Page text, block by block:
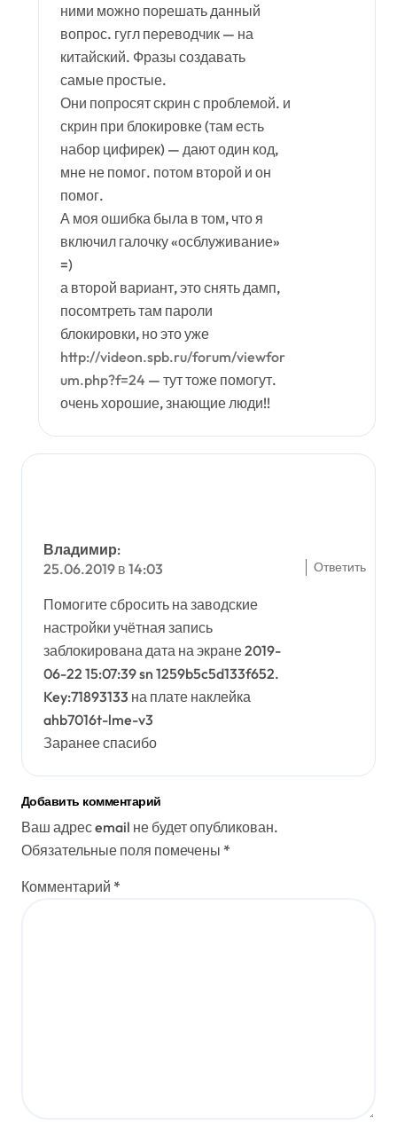
ними можно порешать данный
вопрос. гугл переводчик — на
китайский. Фразы создавать
самые простые.
Они попросят скрин с проблемой. и
скрин при блокировке (там есть
набор цифирек) — дают один код,
мне не помог. потом второй и он
помог.
А моя ошибка была в том, что я
включил галочку «осблуживание»
=)
а второй вариант, это снять дамп,
посомтреть там пароли
блокировки, но это уже
http://videon.spb.ru/forum/viewfor
um.php?f=24 — тут тоже помогут.
очень хорошие, знающие люди!!
Владимир:
25.06.2019 в 14:03
Помогите сбросить на заводские
настройки учётная запись
заблокирована дата на экране 2019-
06-22 15:07:39 sn 1259b5c5d133f652.
Key:71893133 на плате наклейка
ahb7016t-lme-v3
Заранее спасибо
Ответить
Добавить комментарий
Ваш адрес email не будет опубликован.
Обязательные поля помечены *
Комментарий *